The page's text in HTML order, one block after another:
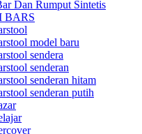
Dan Rumput Sintetis
BARS
model baru
sendera
senderan
senderan hitam
senderan putih